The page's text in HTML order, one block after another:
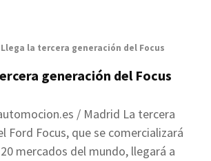
Llega la tercera generación del Focus
generación del Focus
/ Madrid La tercera
Ford Focus, que se comercializará
mercados del mundo, llegará a